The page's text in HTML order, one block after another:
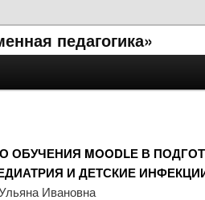
педагогика»
MOODLЕ В
И ДЕТСКИЕ
Ивановна